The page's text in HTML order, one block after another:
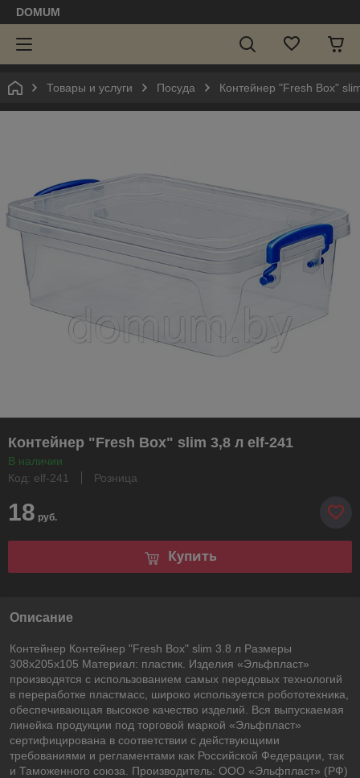
DOMUM
Товары и услуги Посуда Контейнер "Fresh Box"
Контейнер "Fresh Box" slim 3,8 л elf-241
В наличии
Код: elf-241
Розница
18 руб.
Купить
Описание
Контейнер Контейнер "Fresh Box" slim 3.8 л Размеры
308х205х105 Материал: пластик. Изделия «Эльфпласт»
производятся с использованием самых передовых технологий
в переработке пластмасс, широко используется робототехника,
обеспечивающая высокое качество изделий. Вся выпускаемая
линейка продукции под торговой маркой «Эльфпласт»
сертифицирована в соответствии с действующими
требованиями и регламентами как Российской Федерации, так
и Таможенного союза. Производитель: ООО «Эльфпласт» (РФ)